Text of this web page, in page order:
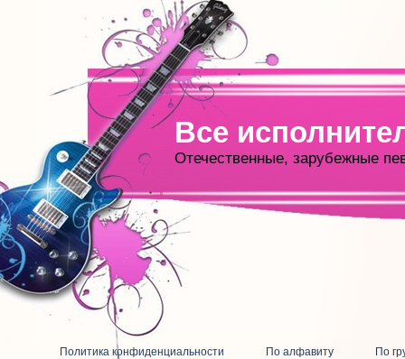
Все
Отечественные, зарубежные
Политика конфиденциальности По алфавиту
По